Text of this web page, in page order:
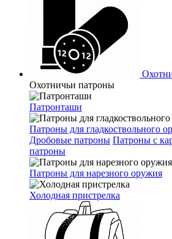
Охотничьи патроны
Патронташи
Патроны для гладкоствольного
Дробовые патроны Патроны с
патроны
Патроны для нарезного оружия
Холодная пристрелка